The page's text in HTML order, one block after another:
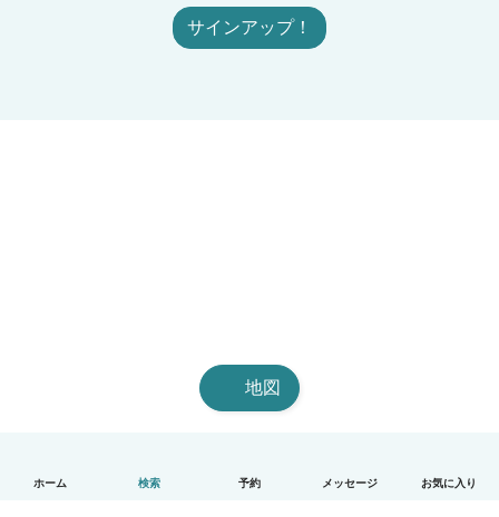
ホーム 検索 予約 メッセージ お気に入り
サインアップ！
地図